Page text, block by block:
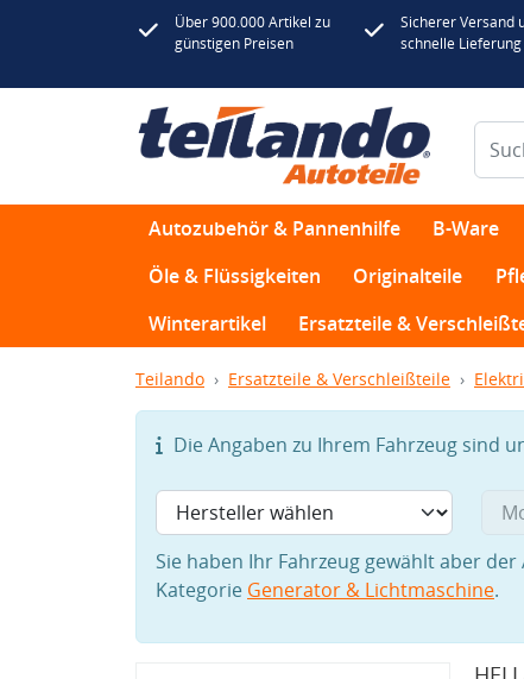
Über 900.000 Artikel zu
günstigen Preisen
Sicherer Versand
schnelle Lieferung
Autozubehör & Pannenhilfe B-Ware
Öle & Flüssigkeiten
Originalteile
Winterartikel
Ersatzteile &
Teilando Ersatzteile & Verschleißteile
Die Angaben zu Ihrem Fahrzeug sind
Sie haben Ihr Fahrzeug gewählt aber
Kategorie Generator & Lichtmaschine.